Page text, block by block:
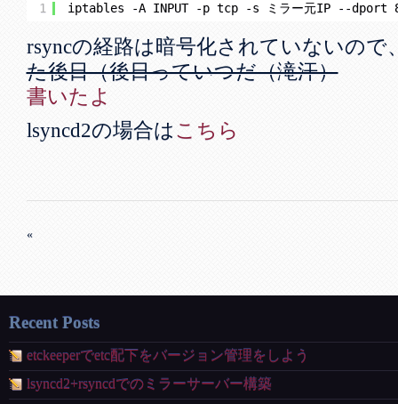
1 iptables -A INPUT -p tcp -s ミラー元IP --dport
rsyncの経路は暗号化されていないので
た後日（後日っていつだ（滝汗）
書いたよ
lsyncd2の場合はこちら
«
Recent Posts
etckeeperでetc配下をバージョン管理をしよう
lsyncd2+rsyncdでのミラーサーバー構築